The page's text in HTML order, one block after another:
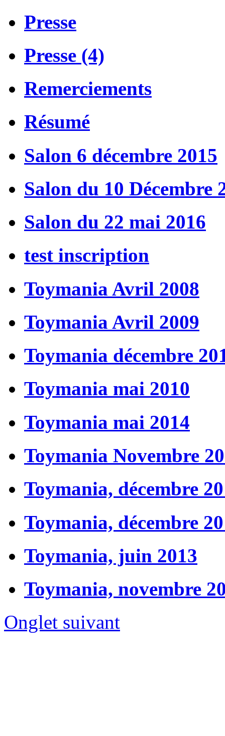
Presse
Presse (4)
Remerciements
Résumé
Salon 6 décembre 2015
Salon du 10 Décembre
Salon du 22 mai 2016
test inscription
Toymania Avril 2008
Toymania Avril 2009
Toymania décembre
Toymania mai 2010
Toymania mai 2014
Toymania Novembre
Toymania, décembre
Toymania, décembre
Toymania, juin 2013
Toymania, novembre
Onglet suivant